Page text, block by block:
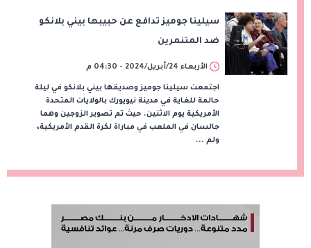
سيلينا جوميز تدافع عن حبيبها بيني بلانكو
ضد المتنمرين
الأربعاء 24/أبريل/2024 - 04:30 م
اجتمعت سيلينا جوميز وصديقها بيني بلانكو في ليلة
حالمة للغاية في مدينة نيويورك بالولايات المتحدة
الأمريكية يوم الاثنين. حيث تم تصوير الزوجين وهما
جالسان في الملعب في مباراة لكرة القدم الأمريكية،
ولم ...